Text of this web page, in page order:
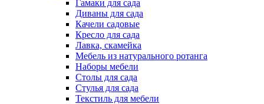
Гамаки для сада
Диваны для сада
Качели садовые
Кресло для сада
Лавка, скамейка
Мебель из натурального ротанга
Наборы мебели
Столы для сада
Стулья для сада
Текстиль для мебели